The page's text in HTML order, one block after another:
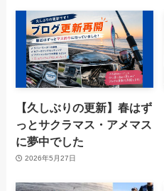
【久しぶりの更新】春はず
っとサクラマス・アメマス
に夢中でした
2026年5月27日